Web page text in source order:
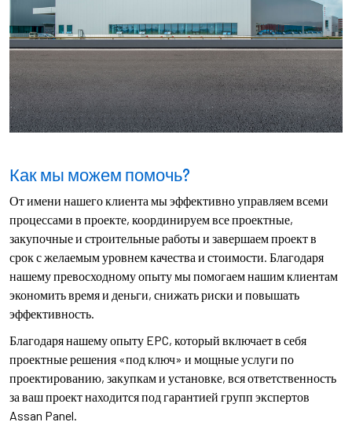
Как мы можем помочь?
От имени нашего клиента мы эффективно управляем всеми
процессами в проекте, координируем все проектные,
закупочные и строительные работы и завершаем проект в
срок с желаемым уровнем качества и стоимости. Благодаря
нашему превосходному опыту мы помогаем нашим клиентам
экономить время и деньги, снижать риски и повышать
эффективность.
Благодаря нашему опыту EPC, который включает в себя
проектные решения «под ключ» и мощные услуги по
проектированию, закупкам и установке, вся ответственность
за ваш проект находится под гарантией групп экспертов
Assan Panel.